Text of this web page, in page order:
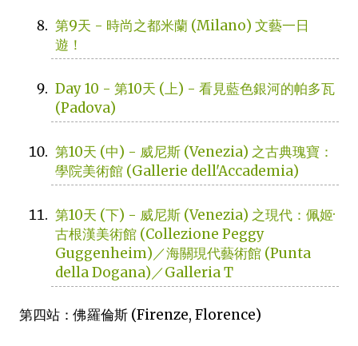
第9天 - 時尚之都米蘭 (Milano) 文藝一日
遊！
Day 10 - 第10天 (上) - 看見藍色銀河的帕多瓦
(Padova)
第10天 (中) - 威尼斯 (Venezia) 之古典瑰寶：
學院美術館 (Gallerie dell'Accademia)
第10天 (下) - 威尼斯 (Venezia) 之現代：佩姬·
古根漢美術館 (Collezione Peggy
Guggenheim)／海關現代藝術館 (Punta
della Dogana)／Galleria T
第四站：佛羅倫斯 (Firenze, Florence)